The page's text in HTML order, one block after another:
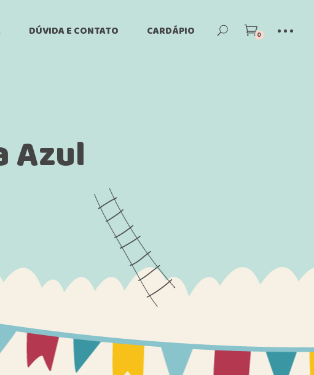
DÚVIDA E CONTATO CARDÁPIO 0
Azul